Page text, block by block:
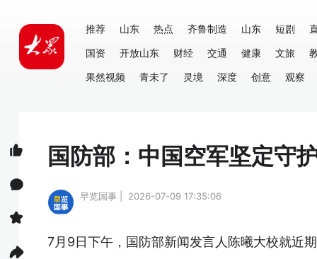
推荐 山东 热点 齐鲁制造 山东 短剧
国资
开放山东 财经 交通 健康 文旅
果然视频
青未了 灵境 深度 创意 观察
国防部：中国空军坚定守
早览国事 | 2026-07-09 17:35:06
7月9日下午，国防部新闻发言人陈曦大校就近